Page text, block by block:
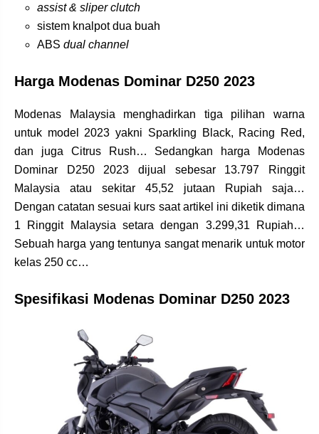
assist & sliper clutch
sistem knalpot dua buah
ABS dual channel
Harga Modenas Dominar D250 2023
Modenas Malaysia menghadirkan tiga pilihan warna
untuk model 2023 yakni Sparkling Black, Racing Red,
dan juga Citrus Rush… Sedangkan harga Modenas
Dominar D250 2023 dijual sebesar 13.797 Ringgit
Malaysia atau sekitar 45,52 jutaan Rupiah saja…
Dengan catatan sesuai kurs saat artikel ini diketik dimana
1 Ringgit Malaysia setara dengan 3.299,31 Rupiah…
Sebuah harga yang tentunya sangat menarik untuk motor
kelas 250 cc…
Spesifikasi Modenas Dominar D250 2023